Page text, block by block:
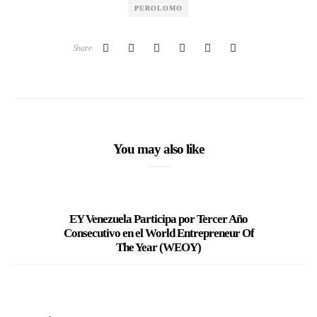
PUROLOMO
Share
You may also like
EY Venezuela Participa por Tercer Año
Consecutivo en el World Entrepreneur Of
The Year (WEOY)